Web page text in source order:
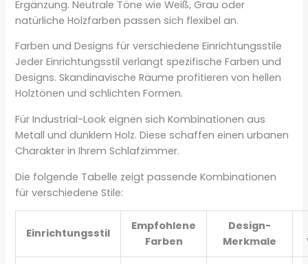
Ergänzung. Neutrale Töne wie Weiß, Grau oder
natürliche Holzfarben passen sich flexibel an.
Farben und Designs für verschiedene Einrichtungsstile
Jeder Einrichtungsstil verlangt spezifische Farben und
Designs. Skandinavische Räume profitieren von hellen
Holztönen und schlichten Formen.
Für Industrial-Look eignen sich Kombinationen aus
Metall und dunklem Holz. Diese schaffen einen urbanen
Charakter in Ihrem Schlafzimmer.
Die folgende Tabelle zeigt passende Kombinationen
für verschiedene Stile:
Einrichtungsstil
Empfohlene
Farben
Design-
Merkmale